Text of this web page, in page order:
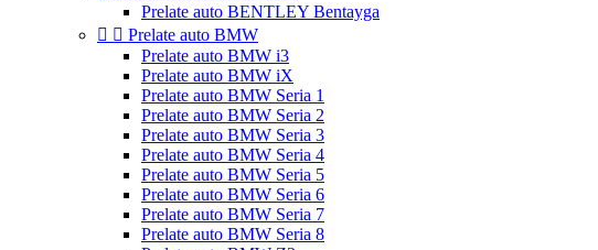
Prelate auto BENTLEY Bentayga
  Prelate auto BMW
Prelate auto BMW i3
Prelate auto BMW iX
Prelate auto BMW Seria 1
Prelate auto BMW Seria 2
Prelate auto BMW Seria 3
Prelate auto BMW Seria 4
Prelate auto BMW Seria 5
Prelate auto BMW Seria 6
Prelate auto BMW Seria 7
Prelate auto BMW Seria 8